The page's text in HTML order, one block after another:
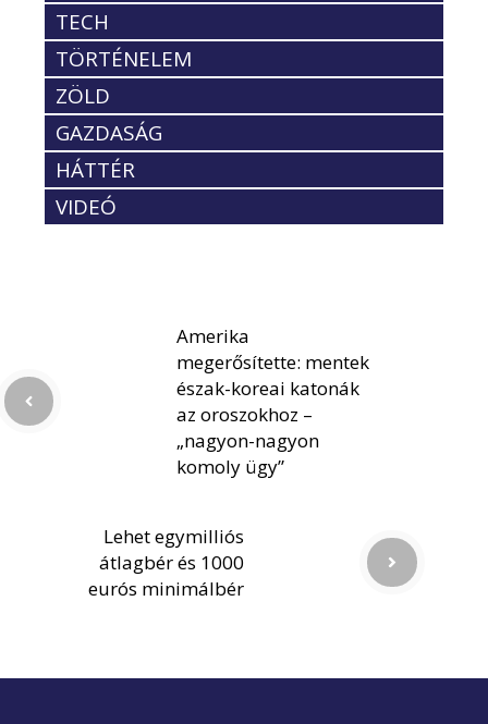
TECH
TÖRTÉNELEM
ZÖLD
GAZDASÁG
HÁTTÉR
VIDEÓ
Amerika
megerősítette: mentek
észak-koreai katonák
az oroszokhoz –
„nagyon-nagyon
komoly ügy”
Lehet egymilliós
átlagbér és 1000
eurós minimálbér